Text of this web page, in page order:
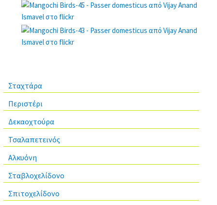
Σταχτάρα
Περιστέρι
Δεκαοχτούρα
Τσαλαπετεινός
Αλκυόνη
Σταβλοχελίδονο
Σπιτοχελίδονο